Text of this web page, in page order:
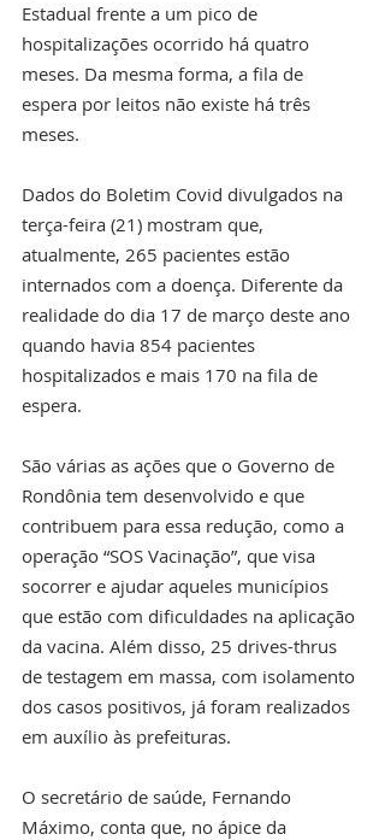
Estadual frente a um pico de
hospitalizações ocorrido há quatro
meses. Da mesma forma, a fila de
espera por leitos não existe há três
meses.
Dados do Boletim Covid divulgados na
terça-feira (21) mostram que,
atualmente, 265 pacientes estão
internados com a doença. Diferente da
realidade do dia 17 de março deste ano
quando havia 854 pacientes
hospitalizados e mais 170 na fila de
espera.
São várias as ações que o Governo de
Rondônia tem desenvolvido e que
contribuem para essa redução, como a
operação “SOS Vacinação”, que visa
socorrer e ajudar aqueles municípios
que estão com dificuldades na aplicação
da vacina. Além disso, 25 drives-thrus
de testagem em massa, com isolamento
dos casos positivos, já foram realizados
em auxílio às prefeituras.
O secretário de saúde, Fernando
Máximo, conta que, no ápice da